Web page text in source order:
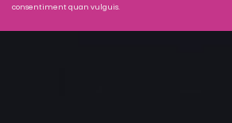
consentiment quan vulguis.